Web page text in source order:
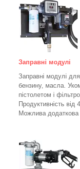
Заправні модулі
Заправні модулі
бензину, масла.
пістолетом і
Продуктивність
Можлива додаткова